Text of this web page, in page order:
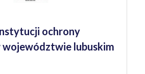
ochrony
lubuskim